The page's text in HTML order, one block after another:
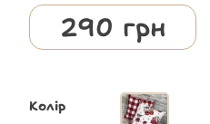
290 грн
Колір